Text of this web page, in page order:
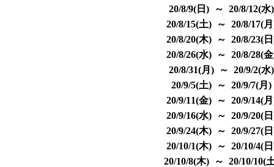
20/8/9(日) ～ 20/8/12(
20/8/15(土) ～ 20/8/17(
20/8/20(木) ～ 20/8/23(
20/8/26(水) ～ 20/8/28(
20/8/31(月) ～ 20/9/2(
20/9/5(土) ～ 20/9/7(
20/9/11(金) ～ 20/9/14(
20/9/16(水) ～ 20/9/20(
20/9/24(木) ～ 20/9/27(
20/10/1(木) ～ 20/10/4(
20/10/8(木) ～ 20/10/10(